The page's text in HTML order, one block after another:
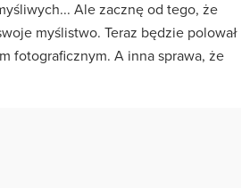
Ale zacznę od tego, że
myślistwo. Teraz będzie polował
fotograficznym. A inna sprawa, że